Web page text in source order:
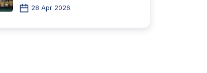
28 Apr 2026